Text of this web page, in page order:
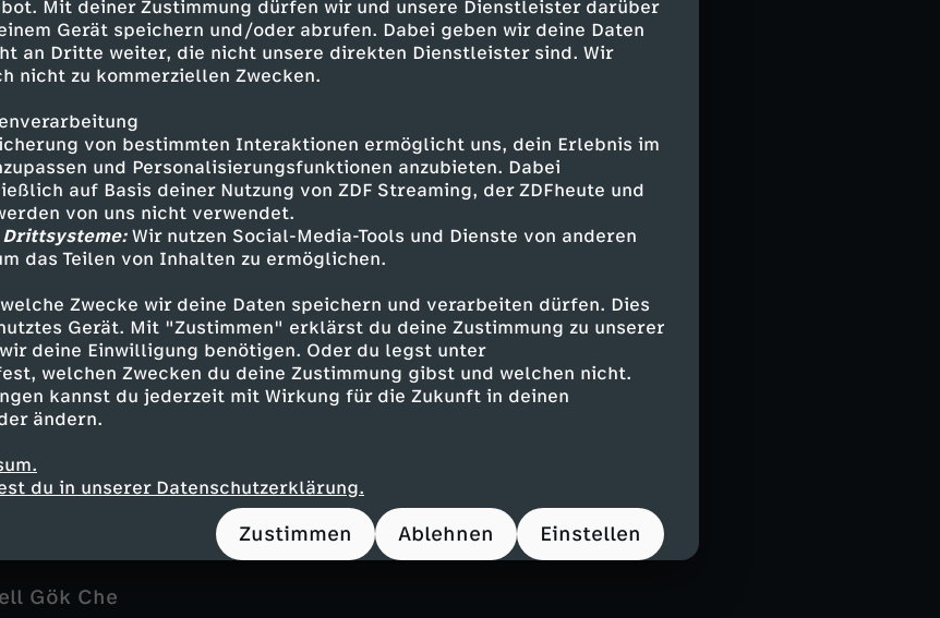
Mit deiner Zustimmung dürfen wir und unsere Dienstleister darüber
Gerät speichern und/oder abrufen. Dabei geben wir deine Daten
an Dritte weiter, die nicht unsere direkten Dienstleister sind. Wir
nicht zu kommerziellen Zwecken.
von bestimmten Interaktionen ermöglicht uns, dein Erlebnis im
und Personalisierungsfunktionen anzubieten. Dabei
auf Basis deiner Nutzung von ZDF Streaming, der ZDFheute und
von uns nicht verwendet.
Drittsysteme:Wir nutzen Social-Media-Tools und Dienste von anderen
das Teilen von Inhalten zu ermöglichen.
Zwecke wir deine Daten speichern und verarbeiten dürfen. Dies
Gerät. Mit "Zustimmen" erklärst du deine Zustimmung zu unserer
deine Einwilligung benötigen. Oder du legst unter
welchen Zwecken du deine Zustimmung gibst und welchen nicht.
kannst du jederzeit mit Wirkung für die Zukunft in deinen
ändern.
du in unserer Datenschutzerklärung.
Zustimmen Ablehnen Einstellen
persönlich und mit regionalem Touch. Hier hilft
Tricks, geschickter Planung und feinem Gespür für
die Künstlerin durch den Entscheidungsprozess der
steht das Kennenlernen des Ferienhauses und
erfährt die Moderatorin die Vorlieben, Wünsche und
in den Gestaltungsprozess zu nehmen. Dabei erfolgt
der Baustelle und die Entscheidung über größere
Im zweiten Schritt beginnt der kreative Prozess, an
Che eine Entwurfsskizze mit zwei verschiedenen
Zuerst die Wunschvorstellung der Besitzer und
persönliche Empfehlung. Hier lässt sie sich auch
inspirieren.
und zwei Koffer, die die verschiedenen
sich die Besitzer für einen Vorschlag.
gibt Emell Gök Che clevere DIY-Hacks und
Ideen, die ein Ferienhaus zur Wohlfühloase machen.
Gök Che